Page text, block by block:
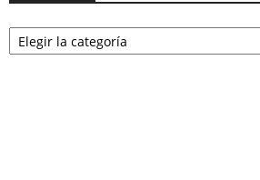
Categorías